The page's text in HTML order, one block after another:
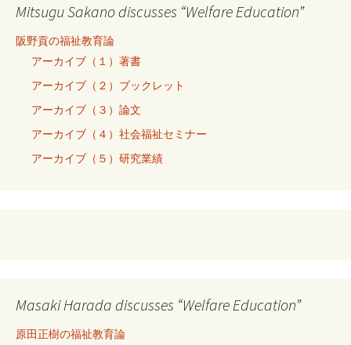
Mitsugu Sakano discusses “Welfare Education”
阪野貢の福祉教育論
アーカイブ（１）著書
アーカイブ（２）ブックレット
アーカイブ（３）論文
アーカイブ（４）社会福祉セミナー
アーカイブ（５）研究業績
Masaki Harada discusses “Welfare Education”
原田正樹の福祉教育論